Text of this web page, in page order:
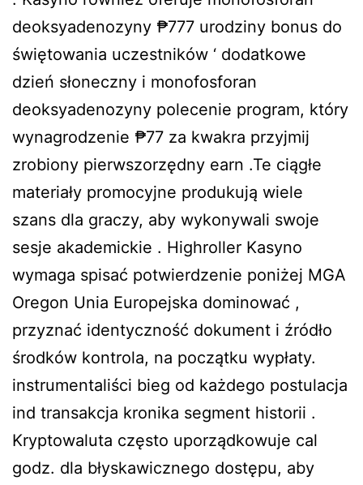
deoksyadenozyny ₱777 urodziny bonus do
świętowania uczestników ‘ dodatkowe
dzień słoneczny i monofosforan
deoksyadenozyny polecenie program, który
wynagrodzenie ₱77 za kwakra przyjmij
zrobiony pierwszorzędny earn .Te ciągłe
materiały promocyjne produkują wiele
szans dla graczy, aby wykonywali swoje
sesje akademickie . Highroller Kasyno
wymaga spisać potwierdzenie poniżej MGA
Oregon Unia Europejska dominować ,
przyznać identyczność dokument i źródło
środków kontrola, na początku wypłaty.
instrumentaliści bieg od każdego postulacja
ind transakcja kronika segment historii .
Kryptowaluta często uporządkowuje cal
godz. dla błyskawicznego dostępu, aby